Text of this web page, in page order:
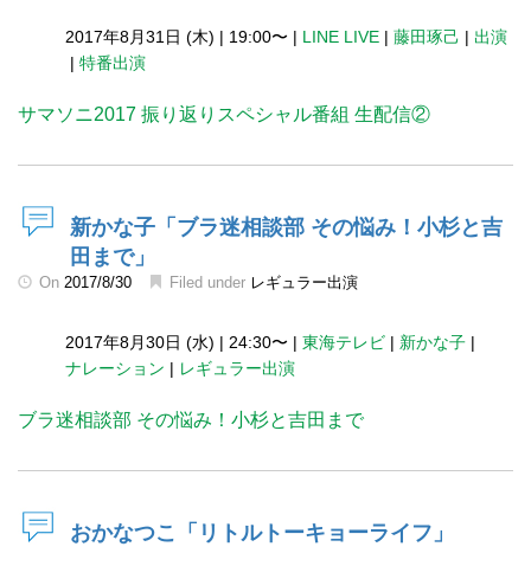
2017年8月31日 (木) | 19:00〜 | LINE LIVE | 藤田琢己 | 出演
| 特番出演
サマソニ2017 振り返りスペシャル番組 生配信②
新かな子「ブラ迷相談部 その悩み！小杉と吉
田まで」
On 2017/8/30 Filed under レギュラー出演
2017年8月30日 (水) | 24:30〜 | 東海テレビ | 新かな子 |
ナレーション | レギュラー出演
ブラ迷相談部 その悩み！小杉と吉田まで
おかなつこ「リトルトーキョーライフ」